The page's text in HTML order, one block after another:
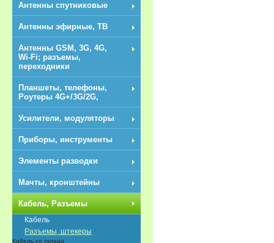
Антенны спутниковые
Антенны эфирные, ТВ
Антенны GSM, 3G, 4G,
Wi-Fi; разъемы,
переходники
Планшеты, телефоны,
Роутеры 4G+/3G/2G,
Усилители, модуляторы
Приборы, инструменты
Элементы разводки
Мачты, кронштейны
Кабель, Разъемы
Кабель
Разъемы, штекеры
Кабель со склада